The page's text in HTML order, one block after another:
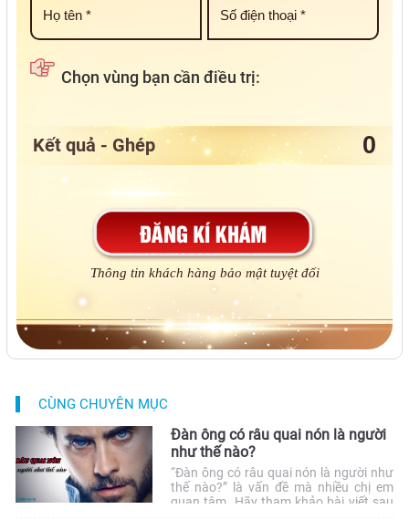
Chọn vùng bạn cần điều trị:
Kết quả - Ghép
Thông tin khách hàng bảo mật tuyệt đối
CÙNG CHUYÊN MỤC
Đàn ông có râu quai nón là người
như thế nào?
“Đàn ông có râu quai nón là người như
thế nào?” là vấn đề mà nhiều chị em
quan tâm. Hãy tham khảo bài viết sau